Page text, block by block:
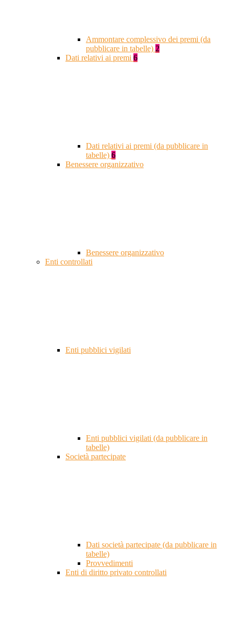
Ammontare complessivo dei premi (da
pubblicare in tabelle) 2
Dati relativi ai premi 6
Dati relativi ai premi (da pubblicare in
tabelle) 6
Benessere organizzativo
Benessere organizzativo
Enti controllati
Enti pubblici vigilati
Enti pubblici vigilati (da pubblicare in
tabelle)
Società partecipate
Dati società partecipate (da pubblicare in
tabelle)
Provvedimenti
Enti di diritto privato controllati